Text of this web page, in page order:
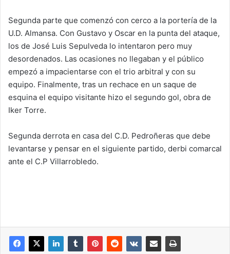
Segunda parte que comenzó con cerco a la portería de la
U.D. Almansa. Con Gustavo y Oscar en la punta del ataque,
los de José Luis Sepulveda lo intentaron pero muy
desordenados. Las ocasiones no llegaban y el público
empezó a impacientarse con el trio arbitral y con su
equipo. Finalmente, tras un rechace en un saque de
esquina el equipo visitante hizo el segundo gol, obra de
Iker Torre.
Segunda derrota en casa del C.D. Pedroñeras que debe
levantarse y pensar en el siguiente partido, derbi comarcal
ante el C.P Villarrobledo.